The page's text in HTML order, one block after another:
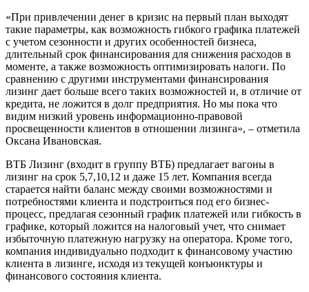
«При привлечении денег в кризис на первый план выходят
такие параметры, как возможность гибкого графика платежей
с учетом сезонности и других особенностей бизнеса,
длительный срок финансирования для снижения расходов в
моменте, а также возможность оптимизировать налоги. По
сравнению с другими инструментами финансирования
лизинг дает больше всего таких возможностей и, в отличие от
кредита, не ложится в долг предприятия. Но мы пока что
видим низкий уровень информационно-правовой
просвещенности клиентов в отношении лизинга», – отметила
Оксана Ивановская.
ВТБ Лизинг (входит в группу ВТБ) предлагает вагоны в
лизинг на срок 5,7,10,12 и даже 15 лет. Компания всегда
старается найти баланс между своими возможностями и
потребностями клиента и подстроиться под его бизнес-
процесс, предлагая сезонный график платежей или гибкость в
графике, который ложится на налоговый учет, что снимает
избыточную платежную нагрузку на оператора. Кроме того,
компания индивидуально подходит к финансовому участию
клиента в лизинге, исходя из текущей конъюнктуры и
финансового состояния клиента.